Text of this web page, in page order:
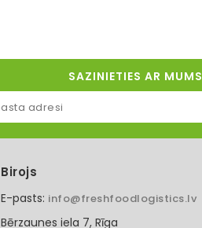
SAZINIETIES AR MUMS
Birojs
E-pasts: info@freshfoodlogistics.lv
Bērzaunes iela 7, Rīga